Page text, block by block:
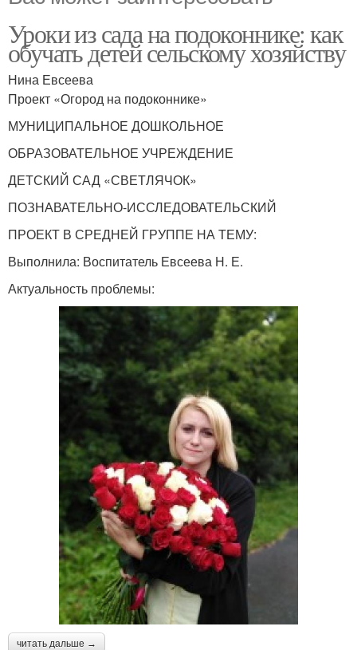
Уроки из сада на подоконнике: как
обучать детей сельскому хозяйству
Нина Евсеева
Проект «Огород на подоконнике»
МУНИЦИПАЛЬНОЕ ДОШКОЛЬНОЕ
ОБРАЗОВАТЕЛЬНОЕ УЧРЕЖДЕНИЕ
ДЕТСКИЙ САД «СВЕТЛЯЧОК»
ПОЗНАВАТЕЛЬНО-ИССЛЕДОВАТЕЛЬСКИЙ
ПРОЕКТ В СРЕДНЕЙ ГРУППЕ НА ТЕМУ:
Выполнила: Воспитатель Евсеева Н. Е.
Актуальность проблемы:
читать дальше →